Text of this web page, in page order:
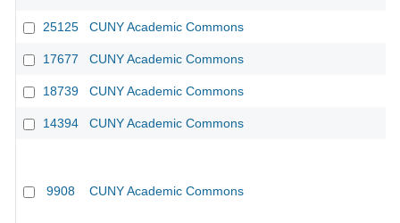
25125 CUNY Academic Commons
17677 CUNY Academic Commons
18739 CUNY Academic Commons
14394 CUNY Academic Commons
9908 CUNY Academic Commons